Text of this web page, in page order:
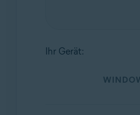
Ihr Gerät: